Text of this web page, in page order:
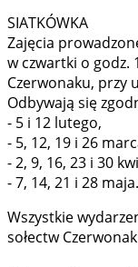
SIATKÓWKA
Zajęcia
w czwartki o godz.
Czerwonaku, przy
Odbywają się
- 5 i 12 lutego,
- 5, 12, 19 i 26
- 2, 9, 16, 23 i 30
- 7, 14, 21 i 28 maja.
Wszystkie
sołectw